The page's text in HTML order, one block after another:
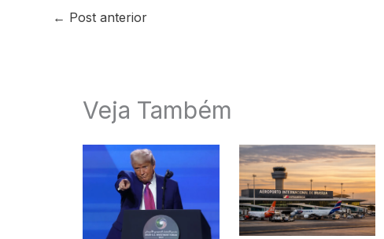
← Post anterior
Veja Também